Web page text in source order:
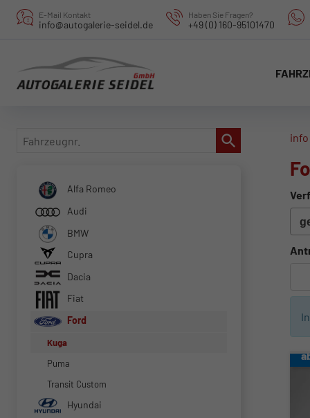
E-Mail Kontakt
info@autogalerie-seidel.de
Haben Sie Fragen?
+49 (0) 160-95101470
info
Fahrzeugnr.
Alfa Romeo
Audi
BMW
Cupra
Dacia
Fiat
Ford
Kuga
Puma
Transit Custom
Hyundai